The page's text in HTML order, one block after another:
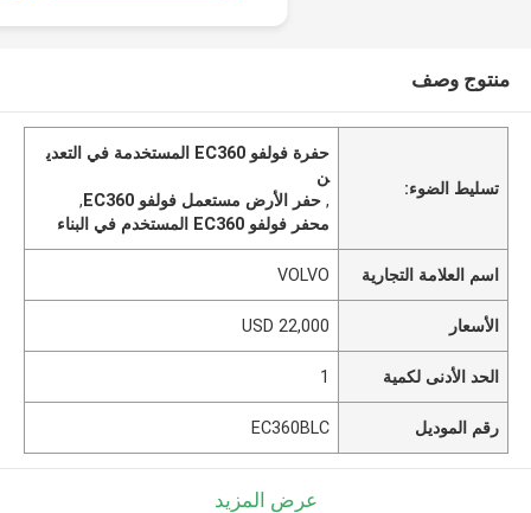
منتوج وصف
تسليط الضوء:
حفرة فولفو EC360 المستخدمة في التعدي
ن
,حفر الأرض مستعمل فولفو EC360
,
محفر فولفو EC360 المستخدم في البناء
اسم العلامة التجارية VOLVO
الأسعار USD 22,000
الحد الأدنى لكمية 1
رقم الموديل EC360BLC
عرض المزيد